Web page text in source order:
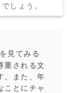
しょう。
見てみる
重される文
。また、年
ことにチャ